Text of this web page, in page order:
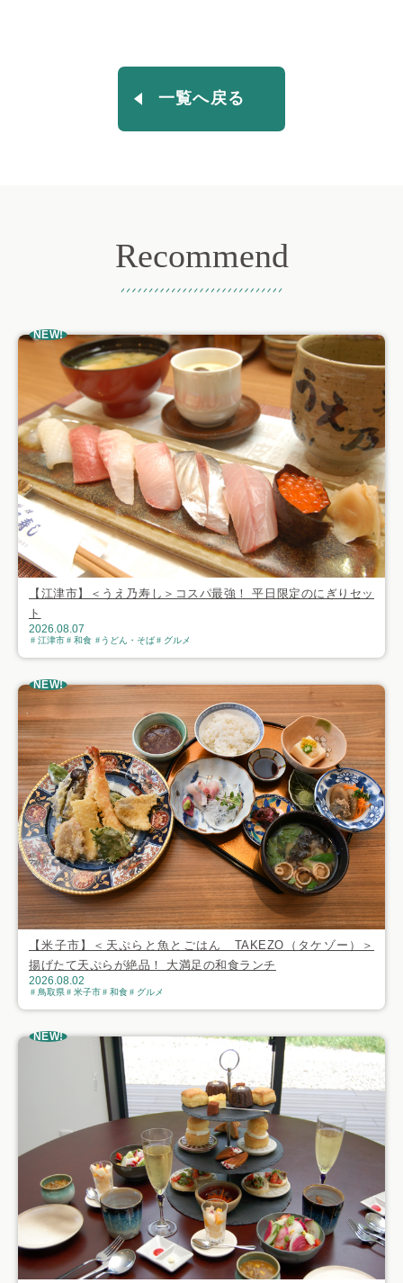
一覧へ戻る
Recommend
NEW!
【江津市】＜うえ乃寿し＞コスパ最強！ 平日限定のにぎりセッ
ト
2026.08.07
江津市 和食 うどん・そば グルメ
NEW!
【米子市】＜天ぷらと魚とごはん TAKEZO（タケゾー）＞
揚げたて天ぷらが絶品！ 大満足の和食ランチ
2026.08.02
鳥取県 米子市 和食 グルメ
NEW!